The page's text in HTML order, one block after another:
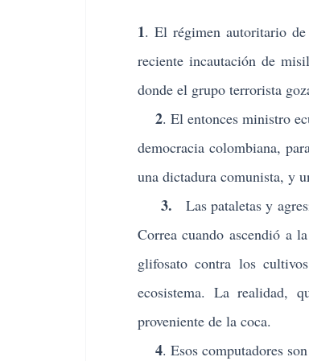
1. El régimen autoritario
reciente incautación de
donde el grupo terrorista
2. El entonces ministro
democracia colombiana,
una dictadura comunista, y
3. Las pataletas y
Correa cuando ascendió a
glifosato contra los
ecosistema. La realidad,
proveniente de la coca.
4. Esos computadores